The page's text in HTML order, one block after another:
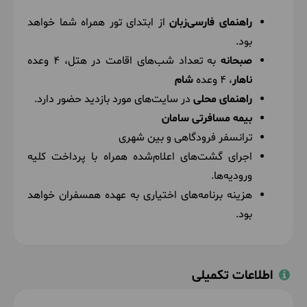
فرصت داریم از پنج حیوان بزرگ آفریقا (فیل، بوفالو،
کرگدن، شیر، پلنگ آفریقایی) و همچنین یوزپلنگ، زرافه
ها، اسب آبی، وایلدبیست و گورخر و بسیاری از حیوانات
دیگر در این پارک ملی زیبا و دوست داشتنی دیدن کنیم
و پس از صرف ناهار در طبیعت کنار رودخانه مارا که یکی
از زیستگاه های اصلی کروکودیل ها و اسب های آبی
است حدود 30 دقیقه پیاده روی خواهیم داشت و از
نقطه صفر مرزی کنیا و تانزانیا دیدن کرده و بعد از تجربه
خاطره انگیز این بخش از سفر برای صرف شام و
استراحت به هتل برمی‌گردیم.
راهنمای فارسی‌زباناز ابتدای تور همراه شما خواهد
بود.
صبحانه به تعداد شب‌های اقامت در هتل، 4 وعده
ناهار، 4 وعده
شام
راهنمای محلی در سایت‌های مورد بازدید حضور دارد.
بیمه مسافرتی سامان
ترانسفر فرودگاهی و بین شهری
اجرای گشت‌های اعلام‌شده همراه با پرداخت کلیه
ورودیه‌ها.
هزینه برنامه‌های اختیاری به عهده همسفران خواهد
بود.
اطلاعات تکمیلی